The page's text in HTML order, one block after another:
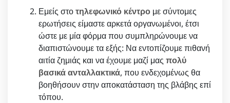
Εμείς στοτηλεφωνικό κέντρο με σύντομες
ερωτήσεις είμαστε αρκετά οργανωμένοι, έτσι
ώστε με μία φόρμα που συμπληρώνουμε να
διαπιστώνουμε τα εξής: Να εντοπίζουμε πιθανή
αιτία ζημιάς και να έχουμε μαζί μας πολύ
βασικά ανταλλακτικά, που ενδεχομένως θα
βοηθήσουν στην αποκατάσταση της βλάβης επί
τόπου.